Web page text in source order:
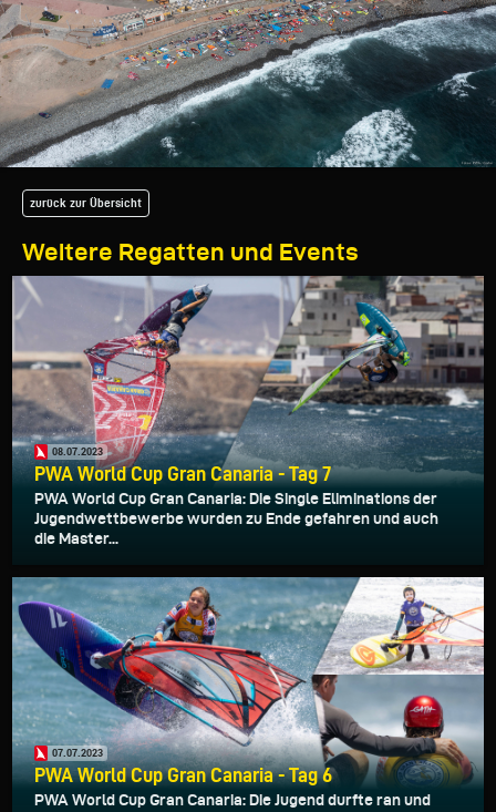
Weitere Regatten und Events
zurück zur Übersicht
08.07.2023
PWA World Cup Gran Canaria - Tag 7
PWA World Cup Gran Canaria: Die Single Eliminations der
Jugendwettbewerbe wurden zu Ende gefahren und auch
die Master...
07.07.2023
PWA World Cup Gran Canaria - Tag 6
PWA World Cup Gran Canaria: Die Jugend durfte ran und